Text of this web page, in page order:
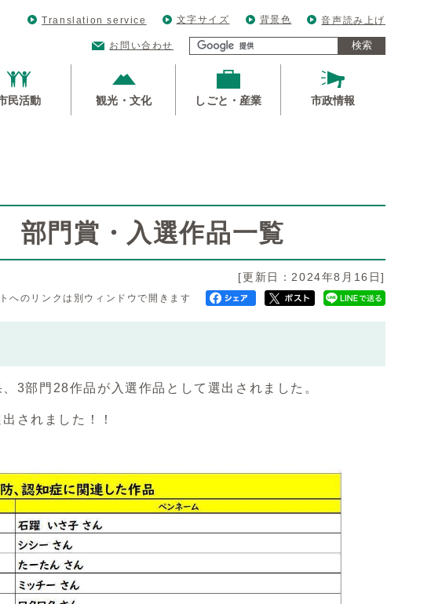
Translation service 文字サイズ 背景色 音声読み上げ
お問い合わせ 検索
民活動 観光・文化 しごと・産業 市政情報
門賞・入選作品一覧
[更新日：2024年8月16日]
へのリンクは別ウィンドウで開きます
3部門28作品が入選作品として選出されました。
されました！！